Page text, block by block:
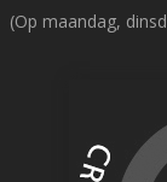
(Op maandag,